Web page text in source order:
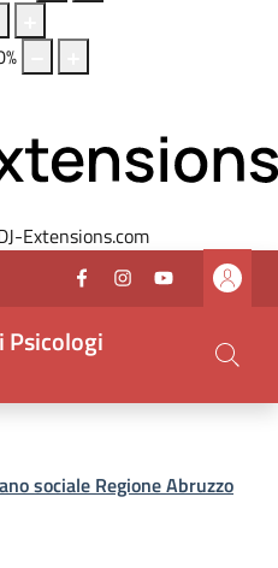
%
Extensions.com
Seguici su
Facebook
(nuova scheda - new
Instagram
(nuova scheda
Youtube
(nuova
Psicologi
sociale Regione Abruzzo